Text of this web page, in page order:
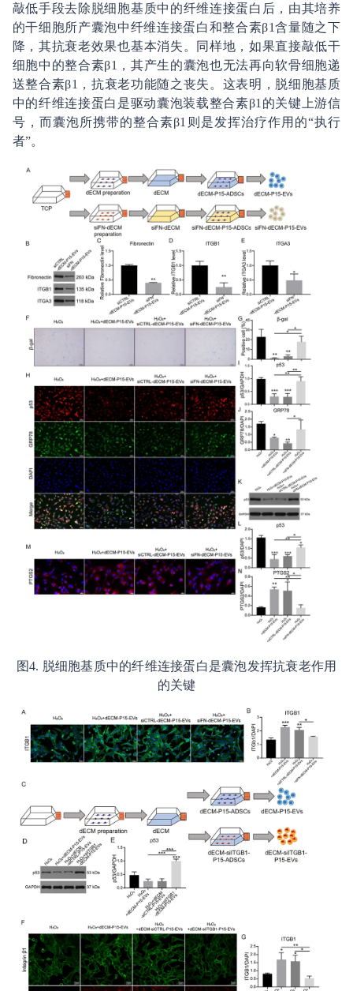
敲低手段去除脱细胞基质中的纤维连接蛋白后，由其培养
的干细胞所产囊泡中纤维连接蛋白和整合素β1含量随之下
降，其抗衰老效果也基本消失。同样地，如果直接敲低干
细胞中的整合素β1，其产生的囊泡也无法再向软骨细胞递
送整合素β1，抗衰老功能随之丧失。这表明，脱细胞基质
中的纤维连接蛋白是驱动囊泡装载整合素β1的关键上游信
号，而囊泡所携带的整合素β1则是发挥治疗作用的“执行
者”。
图4. 脱细胞基质中的纤维连接蛋白是囊泡发挥抗衰老作用
的关键